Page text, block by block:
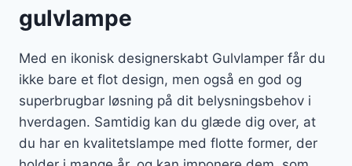
gulvlampe
Med en ikonisk designerskabt Gulvlamper får du
ikke bare et flot design, men også en god og
superbrugbar løsning på dit belysningsbehov i
hverdagen. Samtidig kan du glæde dig over, at
du har en kvalitetslampe med flotte former, der